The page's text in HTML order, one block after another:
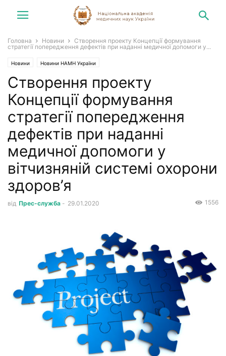
Головна Новини
Створення проекту Концепції формування
стратегії попередження дефектів при наданні медичної допомоги у...
Новини Новини НАМН України
Створення проекту
Концепції формування
стратегії попередження
дефектів при наданні
медичної допомоги у
вітчизняній системі охорони
здоров’я
від Прес-служба - 29.01.2020 1556